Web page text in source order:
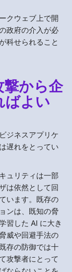
クウェブ上で開
政府の介入が必
科せられること
撃から企
ばよい
ジネスアプリケ
遅れをとってい
ュリティは一部
は依然として回
います。既存の
ンは、既知の脅
習した AI に大き
威や回避手法の
存の防御では十
攻撃者にとって